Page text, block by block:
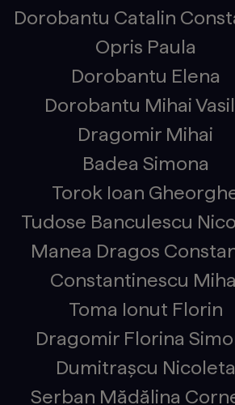
Dorobantu Catalin
Opris Paula
Dorobantu Elena
Dorobantu Mihai
Dragomir Mihai
Badea Simona
Torok Ioan
Tudose Banculescu
Manea Dragos
Constantinescu
Toma Ionut Florin
Dragomir Florina
Dumitrașcu Nicoleta
Serban Mădălina